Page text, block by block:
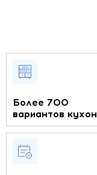
Более 700
вариантов